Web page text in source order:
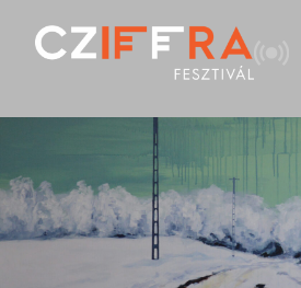
content
Cziffra György Fesztivál
Cziffra Fesztivál